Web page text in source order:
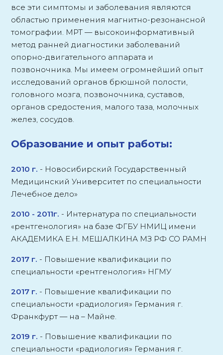
все эти симптомы и заболевания являются
областью применения магнитно-резонансной
томографии. МРТ — высокоинформативный
метод ранней диагностики заболеваний
опорно-двигательного аппарата и
позвоночника. Мы имеем огромнейший опыт
исследований органов брюшной полости,
головного мозга, позвоночника, суставов,
органов средостения, малого таза, молочных
желез, сосудов.
Образование и опыт работы:
2010 г. - Новосибирский Государственный
Медицинский Университет по специальности
Лечебное дело»
2010 - 2011г. - Интернатура по специальности
«рентгенология» на базе ФГБУ НМИЦ имени
АКАДЕМИКА Е.Н. МЕШАЛКИНА МЗ РФ СО РАМН
2017 г. - Повышение квалификации по
специальности «рентгенология» НГМУ
2017 г. - Повышение квалификации по
специальности «радиология» Германия г.
Франкфурт — на – Майне.
2019 г. - Повышение квалификации по
специальности «радиология» Германия г.